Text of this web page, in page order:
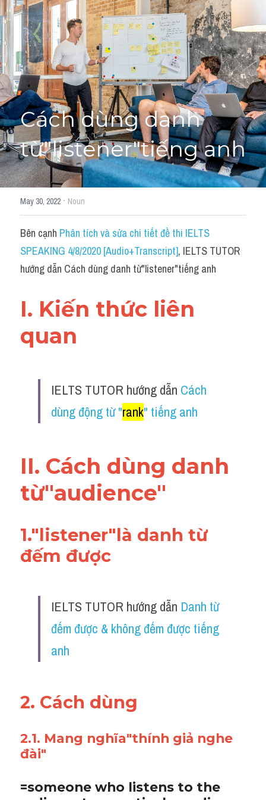
Học thử →
Cách dùng danh
từ"listener"tiếng anh
May 30, 2022 · Noun
Bên cạnh Phân tích và sửa chi tiết đề thi IELTS
SPEAKING 4/8/2020 [Audio+Transcript], IELTS TUTOR
hướng dẫn Cách dùng danh từ"listener"tiếng anh
I. Kiến thức liên
quan
IELTS TUTOR hướng dẫn Cách
dùng động từ "rank" tiếng anh
II. Cách dùng danh
từ"audience"
1."listener"là danh từ
đếm được
IELTS TUTOR hướng dẫn Danh từ
đếm được & không đếm được tiếng
anh
2. Cách dùng
2.1. Mang nghĩa"thính giả nghe
đài"
=someone who listens to the